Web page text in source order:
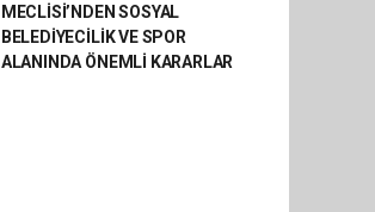
MECLİSİ’NDEN SOSYAL
BELEDİYECİLİK VE SPOR
ALANINDA ÖNEMLİ KARARLAR